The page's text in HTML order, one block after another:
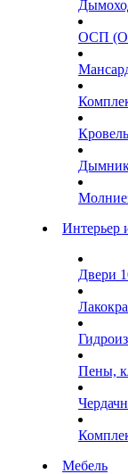
ОСП
Интерьер
Двери
Пены,
Мебель